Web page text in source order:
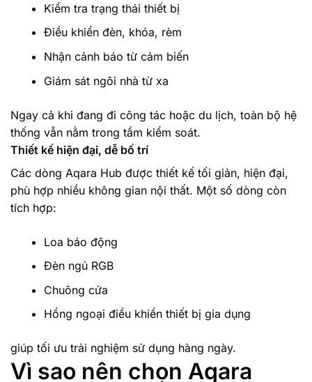
Kiểm tra trạng thái thiết bị
Điều khiển đèn, khóa, rèm
Nhận cảnh báo từ cảm biến
Giám sát ngôi nhà từ xa
Ngay cả khi đang đi công tác hoặc du lịch, toàn bộ hệ
thống vẫn nằm trong tầm kiểm soát.
Thiết kế hiện đại, dễ bố trí
Các dòng Aqara Hub được thiết kế tối giản, hiện đại,
phù hợp nhiều không gian nội thất. Một số dòng còn
tích hợp:
Loa báo động
Đèn ngủ RGB
Chuông cửa
Hồng ngoại điều khiển thiết bị gia dụng
giúp tối ưu trải nghiệm sử dụng hàng ngày.
Vì sao nên chọn Aqara